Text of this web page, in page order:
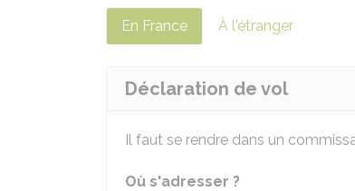
En France À l'étranger
Déclaration de vol
Il faut se rendre dans un
Où s'adresser ?